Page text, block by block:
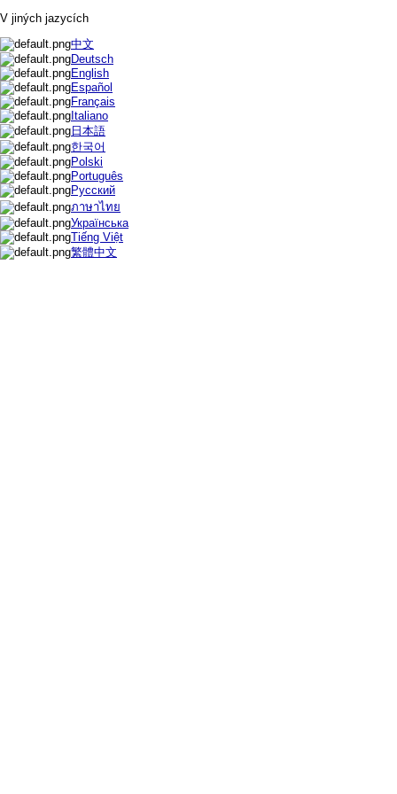
V jiných jazycích
中文
Deutsch
English
Español
Français
Italiano
日本語
한국어
Polski
Português
Русский
ภาษาไทย
Українська
Tiếng Việt
繁體中文